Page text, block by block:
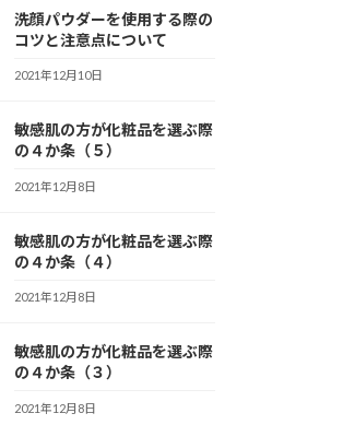
洗顔パウダーを使用する際の
コツと注意点について
2021年12月10日
敏感肌の方が化粧品を選ぶ際
の４か条（５）
2021年12月8日
敏感肌の方が化粧品を選ぶ際
の４か条（４）
2021年12月8日
敏感肌の方が化粧品を選ぶ際
の４か条（３）
2021年12月8日